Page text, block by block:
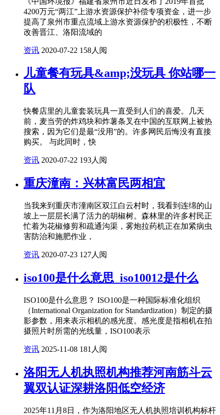
4200万元“两江”上游水资源保护补偿专项资金，进一步
提高了泉州市重点流域上游水资源保护的积极性，不断
改善晋江、洛阳流域的
资讯 2020-07-22 158人阅
儿童餐有玩具&amp;没玩具 你站哪一
队
快餐店里的儿童套装玩具一直受到人们的喜爱。几天
前，麦当劳的炸鸡块和炸薯条叉在中国的互联网上被热
搜索，因为它们是最“没用”的。许多网民后悔没有直接
购买。 与此同时，快
资讯 2020-07-22 193人阅
重庆潼南：兴林富民两相宜
当我来到重庆市潼南区双江白云村时，我看到连绵的山
坡上一层层长满了活力的胡椒树。森林里的许多村民正
忙着为花椒修剪和疏通沟渠，雾炮拉药机正在加紧病虫
害防治和施肥作业，
资讯 2020-07-23 127人阅
iso100是什么意思_iso10012是什么
ISO100是什么意思？ ISO100是一种国际标准化组织
（International Organization for Standardization）制定的摄
影参数，用来表示相机的感光度。感光度是指相机在拍
摄照片时所需的光线量，ISO100表示
资讯 2025-11-08 181人阅
洛阳无人机执照机构推荐河南筋斗云
翼双认证深耕洛阳低空经济
2025年11月8日，作为洛阳地区无人机执照培训机构标杆